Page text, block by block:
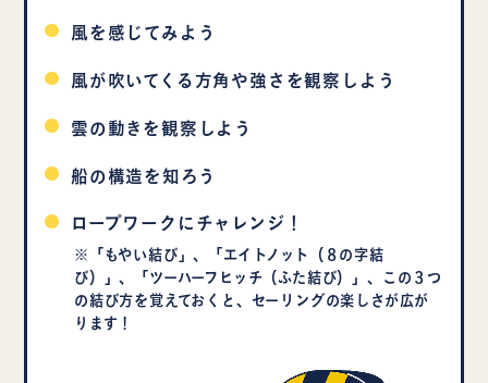
風を感じてみよう
風が吹いてくる方角や強さを観察しよう
雲の動きを観察しよう
船の構造を知ろう
ロープワークにチャレンジ！
※「もやい結び」、「エイトノット（８の字結
び）」、「ツーハーフヒッチ（ふた結び）」、この３つ
の結び方を覚えておくと、セーリングの楽しさが広が
ります！